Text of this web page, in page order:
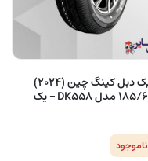
لاستیک دبل کینگ چین (2024)
185/65/15 مدل DK558 – یک
ناموجود